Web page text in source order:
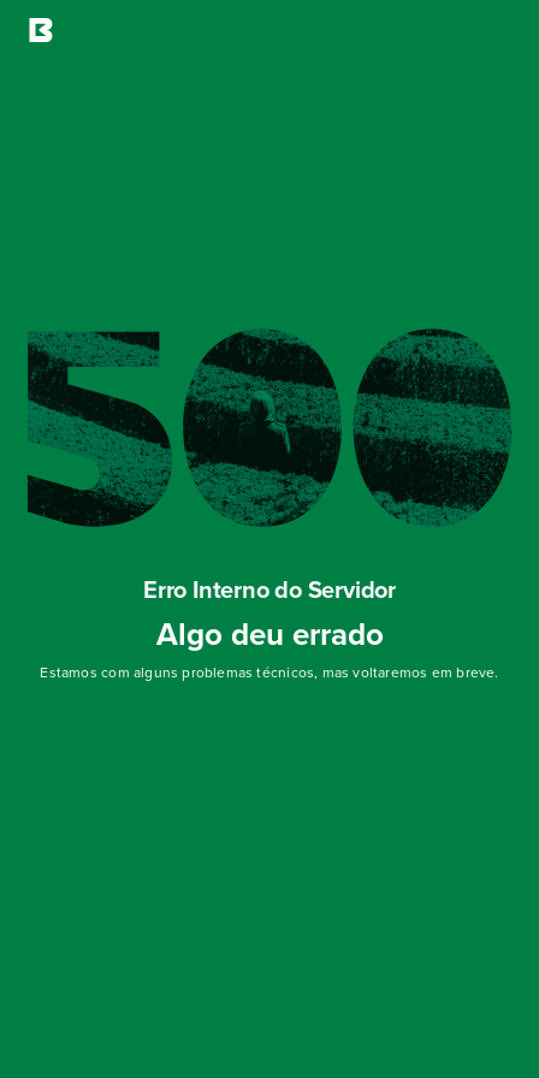
Erro Interno do Servidor
Algo deu errado
Estamos com alguns problemas técnicos, mas voltaremos em breve.